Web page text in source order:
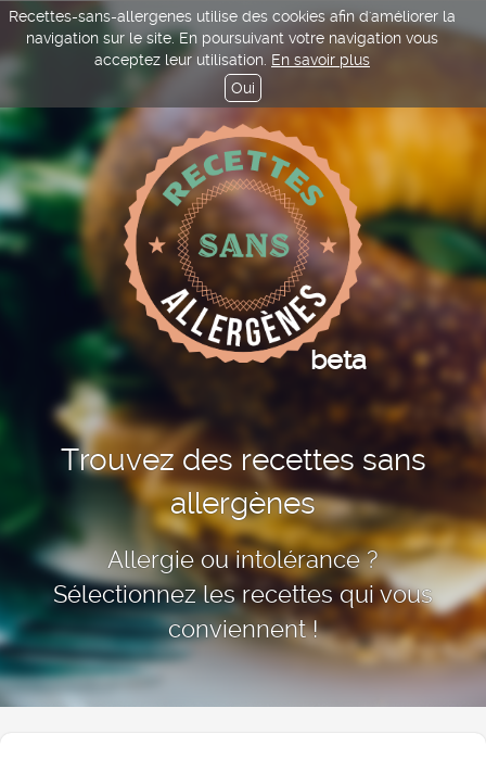
Recettes-sans-allergenes utilise des cookies afin d'améliorer la
navigation sur le site. En poursuivant votre navigation vous
acceptez leur utilisation. En savoir plus
Oui
beta
Trouvez des recettes sans
allergènes
Allergie ou intolérance ?
Sélectionnez les recettes qui vous
conviennent !